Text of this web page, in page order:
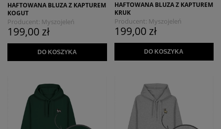
HAFTOWANA BLUZA Z KAPTUREM
KOGUT
Producent: Myszojeleń
199,00 zł
DO KOSZYKA
HAFTOWANA BLUZA Z KAPTUREM
KRUK
Producent: Myszojeleń
199,00 zł
DO KOSZYKA